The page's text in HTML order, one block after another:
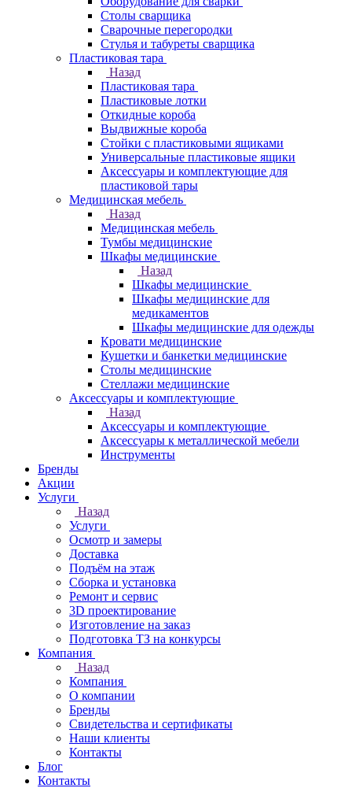
Столы сварщика
Сварочные перегородки
Стулья и табуреты сварщика
Пластиковая тара
Назад
Пластиковая тара
Пластиковые лотки
Откидные короба
Выдвижные короба
Стойки с пластиковыми ящиками
Универсальные пластиковые ящики
Аксессуары и комплектующие для
пластиковой тары
Медицинская мебель
Назад
Медицинская мебель
Тумбы медицинские
Шкафы медицинские
Назад
Шкафы медицинские
Шкафы медицинские для
медикаментов
Шкафы медицинские для одежды
Кровати медицинские
Кушетки и банкетки медицинские
Столы медицинские
Стеллажи медицинские
Аксессуары и комплектующие
Назад
Аксессуары и комплектующие
Аксессуары к металлической мебели
Инструменты
Бренды
Акции
Услуги
Назад
Услуги
Осмотр и замеры
Доставка
Подъём на этаж
Сборка и установка
Ремонт и сервис
3D проектирование
Изготовление на заказ
Подготовка ТЗ на конкурсы
Компания
Назад
Компания
О компании
Бренды
Свидетельства и сертификаты
Наши клиенты
Контакты
Блог
Контакты